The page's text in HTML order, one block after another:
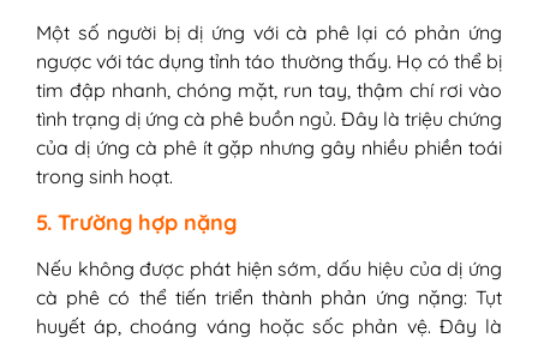
Một số người bị dị ứng với cà phê lại có phản ứng
ngược với tác dụng tỉnh táo thường thấy. Họ có thể bị
tim đập nhanh, chóng mặt, run tay, thậm chí rơi vào
tình trạng dị ứng cà phê buồn ngủ. Đây là triệu chứng
của dị ứng cà phê ít gặp nhưng gây nhiều phiền toái
trong sinh hoạt.
5. Trường hợp nặng
Nếu không được phát hiện sớm, dấu hiệu của dị ứng
cà phê có thể tiến triển thành phản ứng nặng: Tụt
huyết áp, choáng váng hoặc sốc phản vệ. Đây là